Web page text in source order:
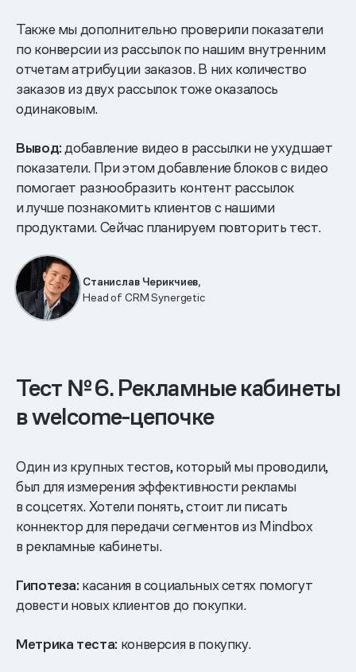
Также мы дополнительно проверили показатели
по конверсии из рассылок по нашим внутренним
отчетам атрибуции заказов. В них количество
заказов из двух рассылок тоже оказалось
одинаковым.
Вывод:добавление видео в рассылки не ухудшает
показатели. При этом добавление блоков с видео
помогает разнообразить контент рассылок
и лучше познакомить клиентов с нашими
продуктами. Сейчас планируем повторить тест.
Станислав Черикчиев,
Head of CRM Synergetic
Тест № 6. Рекламные кабинеты
в welcome-цепочке
Один из крупных тестов, который мы проводили,
был для измерения эффективности рекламы
в соцсетях. Хотели понять, стоит ли писать
коннектор для передачи сегментов из Mindbox
в рекламные кабинеты.
Гипотеза: касания в социальных сетях помогут
довести новых клиентов до покупки.
Метрика теста: конверсия в покупку.